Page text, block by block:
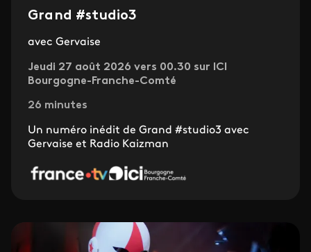
Grand #studio3
avec Gervaise
Jeudi 27 août 2026 vers 00.30 sur ICI
Bourgogne-Franche-Comté
26 minutes
Un numéro inédit de Grand #studio3 avec
Gervaise et Radio Kaizman